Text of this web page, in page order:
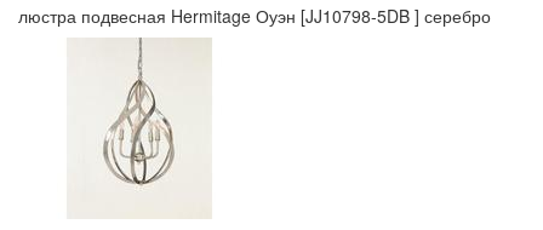
люстра подвесная Hermitage Оуэн [JJ10798-5DB ] серебро